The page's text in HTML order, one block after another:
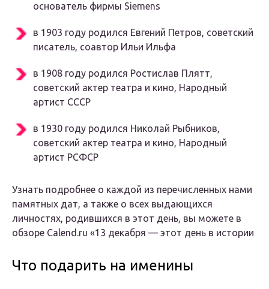
основатель фирмы Siemens
в 1903 году родился Евгений Петров, советский
писатель, соавтор Ильи Ильфа
в 1908 году родился Ростислав Плятт,
советский актер театра и кино, Народный
артист СССР
в 1930 году родился Николай Рыбников,
советский актер театра и кино, Народный
артист РСФСР
Узнать подробнее о каждой из перечисленных нами
памятных дат, а также о всех выдающихся
личностях, родившихся в этот день, вы можете в
обзоре Calend.ru «13 декабря — этот день в истории
Что подарить на именины